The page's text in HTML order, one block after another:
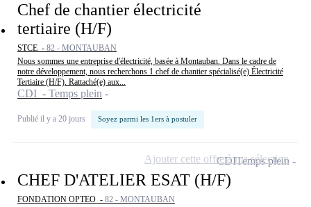
Chef de chantier électricité
tertiaire (H/F)
STCE - 82 - MONTAUBAN
Nous sommes une entreprise d'électricité, basée à Montauban. Dans le cadre de
notre développement, nous recherchons 1 chef de chantier spécialisé(e) Électricité
Tertiaire (H/F). Rattaché(e) aux...
CDI - Temps plein
Publié il y a 20 jours Soyez parmi les 1ers à postuler
CHEF D'ATELIER ESAT (H/F)
FONDATION OPTEO - 82 - MONTAUBAN
CDITemps plein
Ajouter cette offre à ma sélection